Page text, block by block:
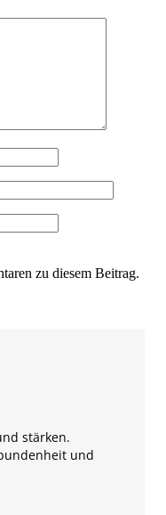
zu diesem Beitrag.
stärken.
und